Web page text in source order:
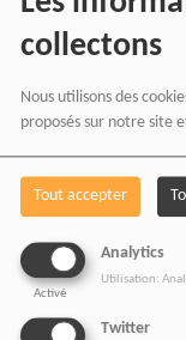
collectons
Nous utilisons des
proposés sur notre site
Tout accepter
Analytics
Activé
Utilisation:
Twitter
VOIR AUSSI